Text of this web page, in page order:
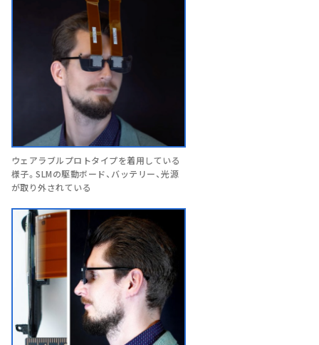
ウェアラブルプロトタイプを着用している
様子。SLMの駆動ボード、バッテリー、光源
が取り外されている